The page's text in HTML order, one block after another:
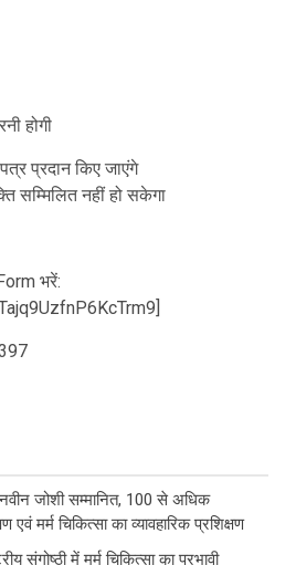
होगी
प्रदान किए जाएंगे
सम्मिलित नहीं हो सकेगा
भरें:
जोशी सम्मानित, 100 से अधिक
एवं मर्म चिकित्सा का व्यावहारिक प्रशिक्षण
संगोष्ठी में मर्म चिकित्सा का प्रभावी